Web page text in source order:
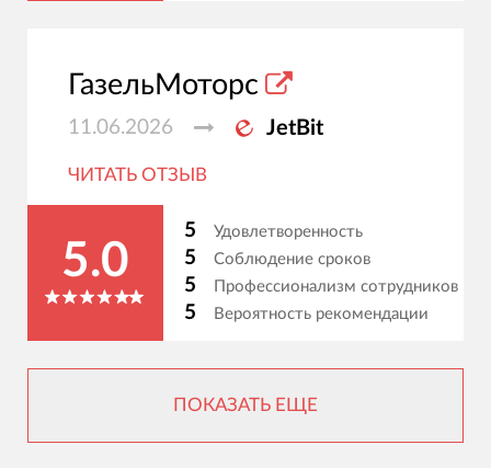
ГазельМоторс
11.06.2026 JetBit
ЧИТАТЬ ОТЗЫВ
5.0
5 Удовлетворенность
5 Соблюдение сроков
5 Профессионализм сотрудников
5 Вероятность рекомендации
ПОКАЗАТЬ ЕЩЕ